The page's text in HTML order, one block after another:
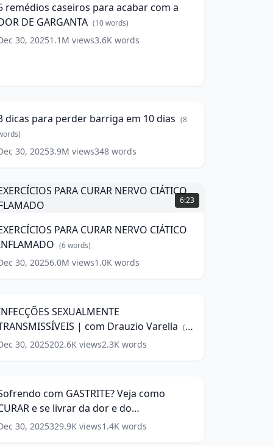
remédios caseiros para acabar com a
DE GARGANTA (10words)
30, 20251.1M views3.6Kwords
dicas para perder barriga em 10 dias (8
30, 20253.9M views348words
(6
6:23
PARA CURAR NERVO CIÁTICO
(6words)
30, 20256.0M views1.0Kwords
7
SEXUALMENTE
| com Drauzio Varella (7
30, 2025202.6Kviews2.3Kwords
com GASTRITE? Veja como
e se livrar da dor e do
(14words)
30, 2025329.9Kviews1.4Kwords